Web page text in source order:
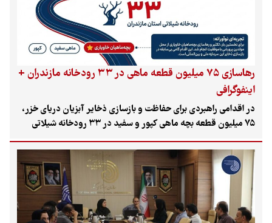
رهاسازی ۷۵ میلیون قطعه ماهی در ۳۳ رودخانه مازندران +
اینفوگرافی
در اقدامی راهبردی برای حفاظت و بازسازی ذخایر آبزیان دریای خزر،
۷۵ میلیون قطعه بچه ماهی کپور و سفید در ۳۳ رودخانه شیلاتی
مازندران رهاسازی شد. این پروژه که با مشارکت جوامع صیادی انجام
شده، شامل رهاسازی بچه‌ماهیان خاویاری برای نخستین بار از
مولدین پرورشی است که گامی مهم در جهت توسعه پایدار شیلات
محسوب می‌شود.